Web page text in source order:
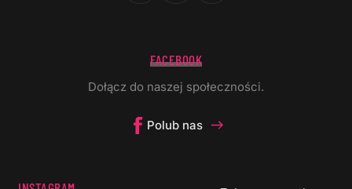
FACEBOOK
Dołącz do naszej społeczności.
Polub nas